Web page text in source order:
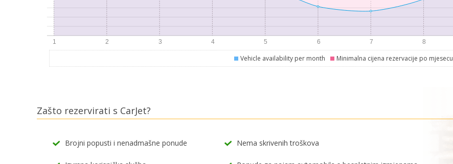
Vehicle availability per month Minimalna cijena rezervacije po mjesecu
Zašto rezervirati s CarJet?
Brojni popusti i nenadmašne ponude Nema skrivenih troškova